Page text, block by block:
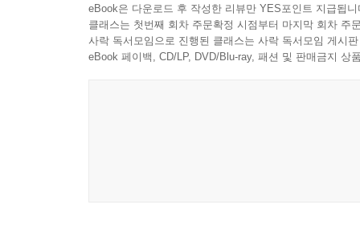
eBook은 다운로드 후 작성한 리뷰만 YES포인트 지급됩니
클래스는 첫번째 회차 주문확정 시점부터 마지막 회차 주
사락 독서모임으로 진행된 클래스는 사락 독서모임 게시
eBook 페이백, CD/LP, DVD/Blu-ray, 패션 및 판매금지 상